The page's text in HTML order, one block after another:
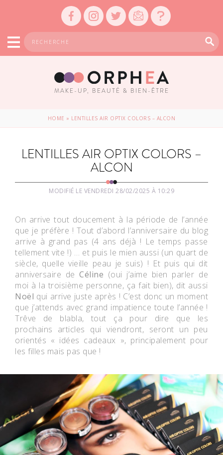
MAKE-UP, BEAUTÉ & BIEN-ÊTRE
HOME » LENTILLES AIR OPTIX COLORS – ALCON
LENTILLES AIR OPTIX COLORS –
ALCON
MODIFIÉ LE VENDREDI 28/02/2025 À 10:29
On arrive tout doucement à la période de l’année
que je préfère ! Tout d’abord l’anniversaire du blog
arrive à grand pas (4 ans déjà ! Le temps passe
tellement vite !) … et puis le mien aussi (un quart de
siècle, quelle vieille peau je suis) ! Et puis qui dit
anniversaire deCéline (oui j’aime bien parler de
moi à la troisième personne, ça fait bien), dit aussi
Noël qui arrive juste après ! C’est donc un moment
que j’attends avec grand impatience toute l’année !
Trêve de blabla, tout ça pour dire que les
prochains articles qui viendront, seront un peu
orientés « idées cadeaux », principalement pour
les filles mais pas que !